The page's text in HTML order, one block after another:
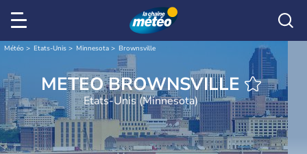
Météo Etats-Unis Minnesota Brownsville
METEO BROWNSVILLE
Etats-Unis (Minnesota)